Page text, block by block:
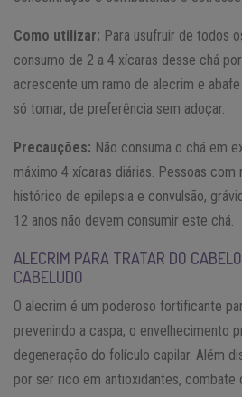
Como utilizar: Para usufruir de todos
consumo de 2 a 4 xícaras desse chá
acrescente um ramo de alecrim e
só tomar, de preferência sem adoçar.
Precauções: Não consuma o chá em
máximo 4 xícaras diárias. Pessoas
histórico de epilepsia e convulsão,
12 anos não devem consumir este chá.
ALECRIM PARA TRATAR DO
CABELUDO
O alecrim é um poderoso fortificante
prevenindo a caspa, o envelhecimento
degeneração do folículo capilar. Além
por ser rico em antioxidantes, combate